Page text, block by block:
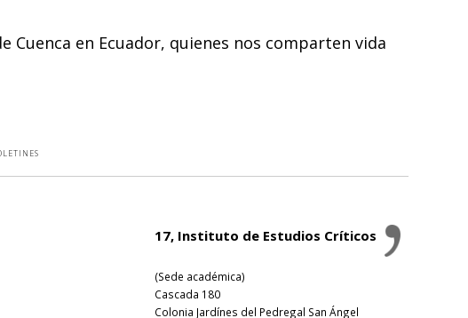
Cuenca en Ecuador, quienes nos comparten vida
17, Instituto de Estudios Críticos
(Sede académica)
Cascada 180
Colonia Jardínes del Pedregal San Ángel